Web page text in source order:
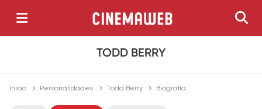
TODD BERRY
Início Personalidades Todd Berry Biografia